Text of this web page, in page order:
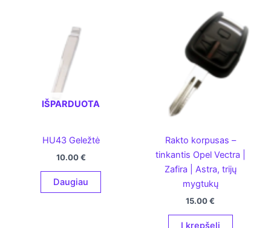
IŠPARDUOTA
HU43 Geležtė
10.00€
Daugiau
Rakto korpusas –
tinkantis Opel Vectra |
Zafira | Astra, trijų
mygtukų
15.00€
Į krepšelį